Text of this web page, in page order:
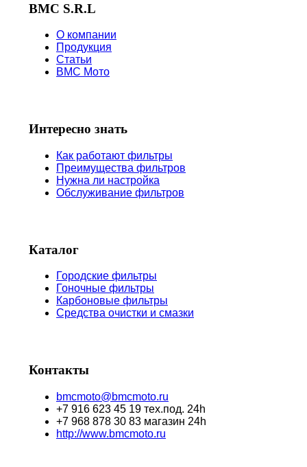
BMC S.R.L
О компании
Продукция
Статьи
BMC Мото
Интересно знать
Как работают фильтры
Преимущества фильтров
Нужна ли настройка
Обслуживание фильтров
Каталог
Городские фильтры
Гоночные фильтры
Карбоновые фильтры
Средства очистки и смазки
Контакты
bmcmoto@bmcmoto.ru
+7 916 623 45 19 тех.под. 24h
+7 968 878 30 83 магазин 24h
http://www.bmcmoto.ru